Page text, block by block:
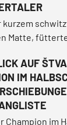
kurzem
Matte,
Jetzt treffen
Karlos
den Nagel.
AUF
IM
Champion im